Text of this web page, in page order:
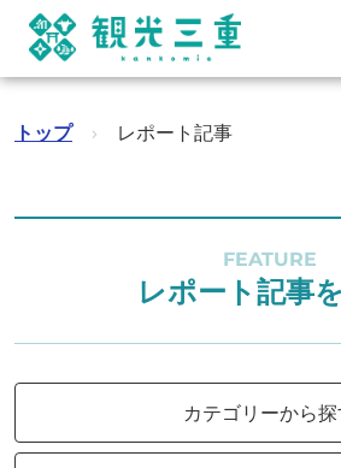
トップ › レポート記事
FEATURE
レポート記事
カテゴリーから